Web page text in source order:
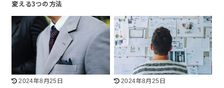
変える3つの方法
2024年8月25日
2024年8月25日